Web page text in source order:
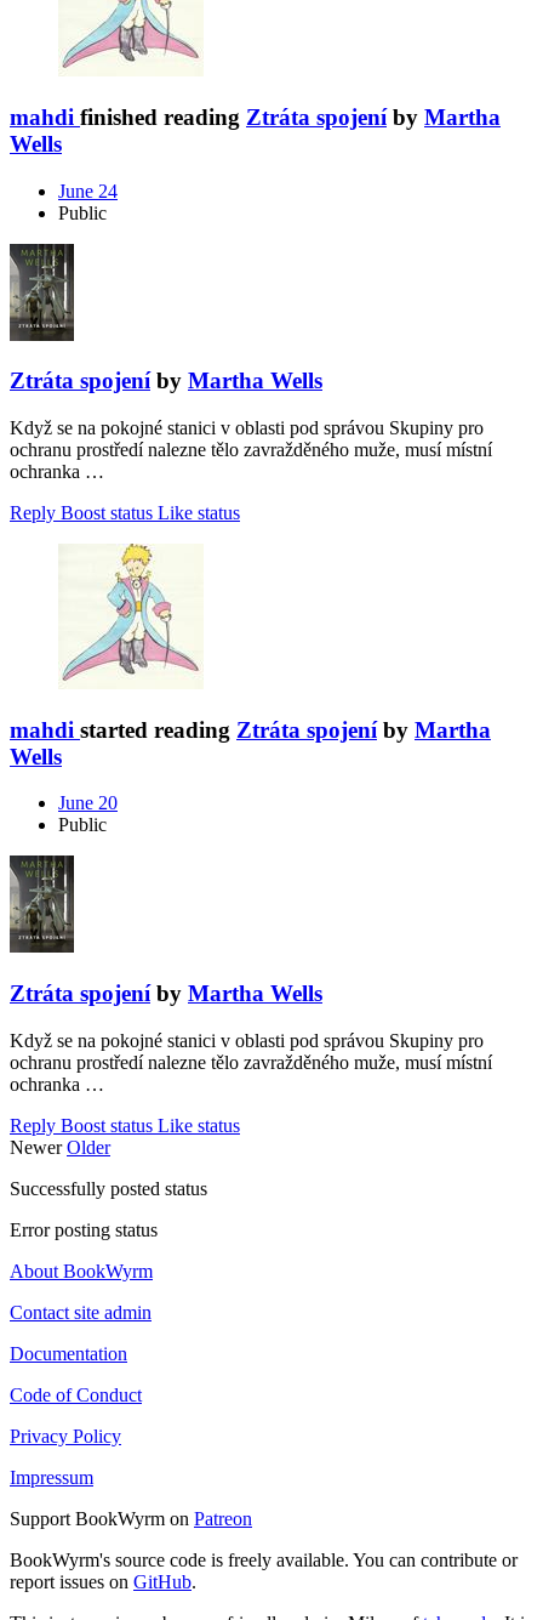
mahdi finished reading Ztráta spojeníby Martha
Wells
June 24
Public
Ztráta spojeníby Martha Wells
Když se na pokojné stanici v oblasti pod správou Skupiny pro
ochranu prostředí nalezne tělo zavražděného muže, musí místní
ochranka …
Reply Boost status Like status
mahdi started reading Ztráta spojeníby Martha
Wells
June 20
Public
Ztráta spojeníby Martha Wells
Když se na pokojné stanici v oblasti pod správou Skupiny pro
ochranu prostředí nalezne tělo zavražděného muže, musí místní
ochranka …
Reply Boost status Like status
NewerOlder
Successfully posted status
Error posting status
About BookWyrm
Contact site admin
Documentation
Code of Conduct
Privacy Policy
Impressum
Support BookWyrm on Patreon
BookWyrm's source code is freely available. You can contribute or
report issues on GitHub.